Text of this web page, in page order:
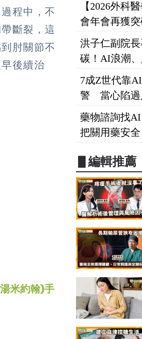
程中，不
斷裂，這
肘關節不
後續治
米約翰)手
【2026外科
會年會再獲
洪子仁副院
碳！AI浪潮
7成Z世代靠
警 當心陷過
藥物諮詢找
把關用藥安
▋編輯推薦